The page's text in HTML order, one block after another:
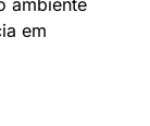
ambiente
em